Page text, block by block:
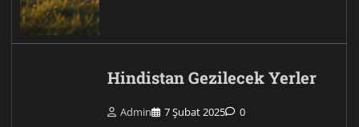
Hindistan Gezilecek Yerler
Admin 7 Şubat 2025 0